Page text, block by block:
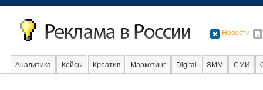
Новости
Аналитика Кейсы Креатив Маркетинг Digital SMM СМИ